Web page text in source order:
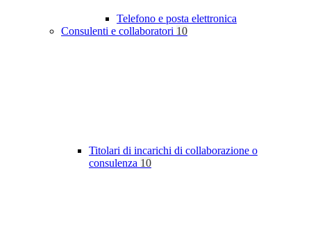
Telefono e posta elettronica
Consulenti e collaboratori 10
Titolari di incarichi di collaborazione o
consulenza 10